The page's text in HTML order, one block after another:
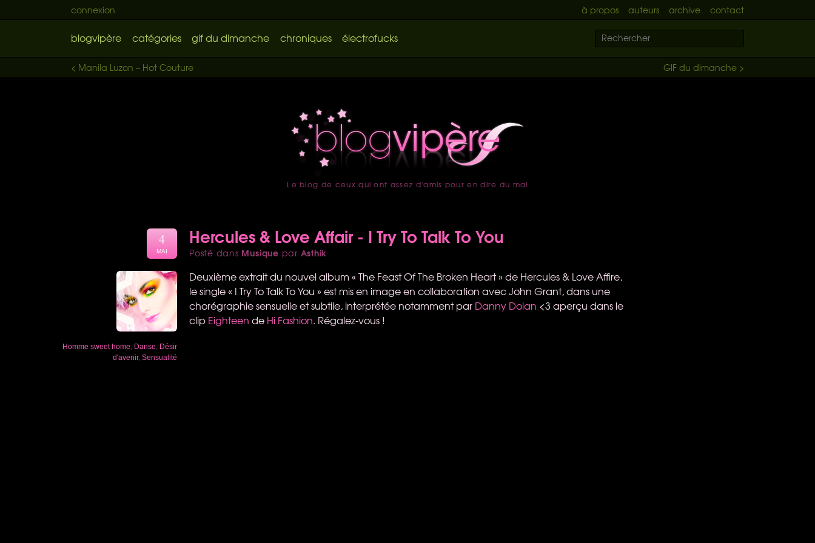
connexion à propos auteurs archive contact
blogvipère catégories gif du dimanche chroniques électrofucks
GIF du dimanche >
< Manila Luzon – Hot Couture
accueil
Le blog de ceux qui ont assez d'amis pour en dire du mal
Hercules & Love Affair - I Try To Talk To You
Posté dans Musique par Asthik
4
MAI
Homme sweet home Danse Désir
d'avenir, Sensualité
Deuxième extrait du nouvel album « The Feast Of The Broken Heart » de Hercules & Love Affire,
le single « I Try To Talk To You » est mis en image en collaboration avec John Grant, dans une
chorégraphie sensuelle et subtile, interprétée notamment par Danny Dolan <3 aperçu dans le
clip Eighteen de Hi Fashion. Régalez-vous !